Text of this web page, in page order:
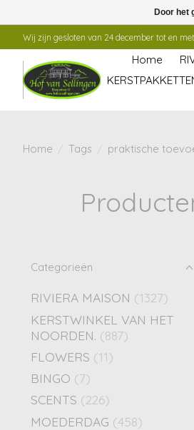
Wij zijn gesloten van 24 december tot en
Home
Home Tags praktische
Categorieën
RIVIERA MAISON (1327)
KERSTWINKEL VAN HET
NOORDEN. (887)
FLOWERS (11)
BINGO (7)
SCENTS (226)
MOEDERDAG (458)
Door het